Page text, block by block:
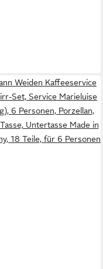
Weiden Kaffeeservice
Set, Service Marieluise
6 Personen, Porzellan,
Untertasse Made in
18 Teile, für 6 Personen